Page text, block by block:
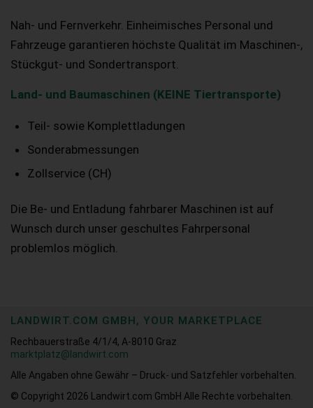
Nah- und Fernverkehr. Einheimisches Personal und
Fahrzeuge garantieren höchste Qualität im Maschinen-,
Stückgut- und Sondertransport.
Land- und Baumaschinen (KEINE Tiertransporte)
Teil- sowie Komplettladungen
Sonderabmessungen
Zollservice (CH)
Die Be- und Entladung fahrbarer Maschinen ist auf
Wunsch durch unser geschultes Fahrpersonal
problemlos möglich.
LANDWIRT.COM GMBH, YOUR MARKETPLACE
Rechbauerstraße 4/1/4, A-8010 Graz
marktplatz@landwirt.com
Alle Angaben ohne Gewähr – Druck- und Satzfehler vorbehalten.
© Copyright 2026
Landwirt.com GmbH Alle Rechte vorbehalten.